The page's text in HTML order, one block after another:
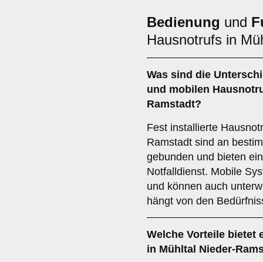
Bedienung und
Hausnotrufs in
Was sind die
und mobilen
Ramstadt?
Fest installierte
Ramstadt sind an
gebunden und bieten
Notfalldienst. Mobile
und können auch
hängt von den
Welche Vorteile bietet
in Mühltal Nieder-